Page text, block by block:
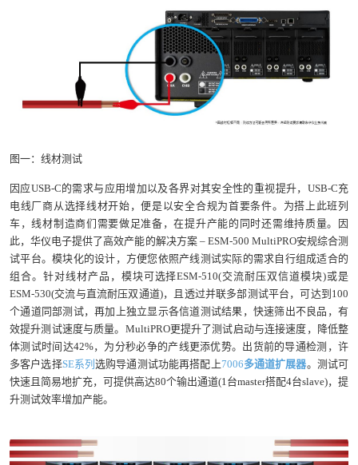
图一：线材测试
因应USB-C的需求与应用增加以及各界对其安全性的重视提升，USB-C充
电线厂商从选择线材开始，便是以安全合规为首要条件。为搭上此班列
车，线材制造商们需要做足准备，在提升产能的同时还需维持质量。因
此，华仪电子提供了高效产能的解决方案 – ESM-500 MultiPRO安规综合测
试平台。模块化的设计，方便您依照产线测试实际的需求自行组成适合的
组合。针对线材产品，模块可选择ESM-510(交流耐压双信道模块)或是
ESM-530(交流与直流耐压双通道)，且透过并联多部测试平台，可达到100
个通道同部测试，再加上独立显示各信道测试结果，快速筛出不良品，有
效提升测试速度与质量。MultiPRO更提升了测试启动与连接速度，降低整
体测试时间达42%，为分秒必争的产线更添优势。出货前的导通检测，许
多客户选择SE系列选购导通测试功能再搭配上7006多通道扩展器。测试可
快速且简易地扩充，可提供高达80个输出通道(1台master搭配4台slave)，提
升测试效率增加产能。